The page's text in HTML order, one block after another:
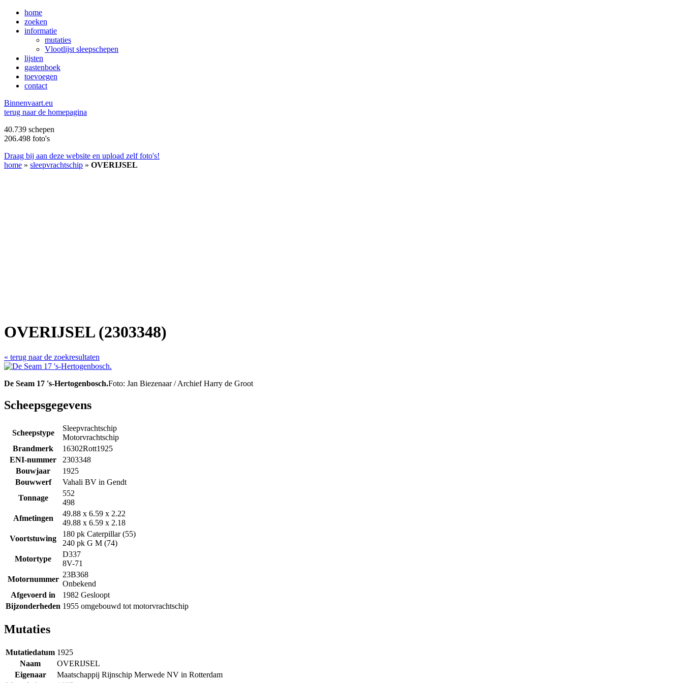
home
zoeken
informatie
mutaties
Vlootlijst sleepschepen
lijsten
gastenboek
toevoegen
contact
Binnenvaart.eu
terug naar de homepagina
40.739 schepen
206.498 foto's
Draag bij aan deze website en upload zelf foto's!
home » sleepvrachtschip » OVERIJSEL
OVERIJSEL (2303348)
« terug naar de zoekresultaten
De Seam 17 's-Hertogenbosch.Foto: Jan Biezenaar / Archief Harry de Groot
Scheepsgegevens
Scheepstype
Sleepvrachtschip
Motorvrachtschip
Brandmerk
16302Rott1925
ENI-nummer
2303348
Bouwjaar
1925
Bouwwerf
Vahali BV in Gendt
Tonnage
552
498
Afmetingen
49.88 x 6.59 x 2.22
49.88 x 6.59 x 2.18
Voortstuwing
180 pk Caterpillar (55)
240 pk G M (74)
Motortype
D337
8V-71
Motornummer
23B368
Onbekend
Afgevoerd in
1982 Gesloopt
Bijzonderheden 1955 omgebouwd tot motorvrachtschip
Mutaties
Mutatiedatum 1925
Naam
OVERIJSEL
Eigenaar
Maatschappij Rijnschip Merwede NV in Rotterdam